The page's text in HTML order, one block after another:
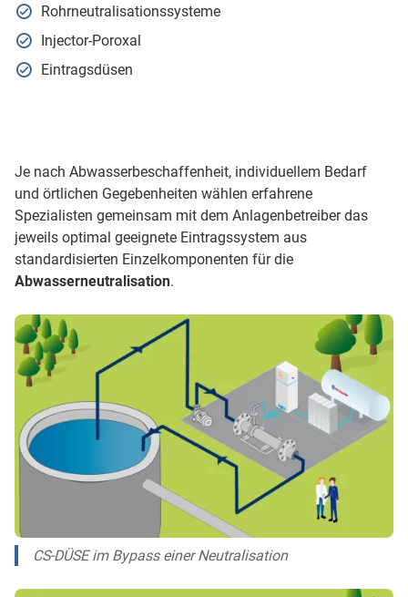
Rohrneutralisationssysteme
Injector-Poroxal
Eintragsdüsen
Je nach Abwasserbeschaffenheit, individuellem Bedarf
und örtlichen Gegebenheiten wählen erfahrene
Spezialisten gemeinsam mit dem Anlagenbetreiber das
jeweils optimal geeignete Eintragssystem aus
standardisierten Einzelkomponenten für die
Abwasserneutralisation.
CS-DÜSE im Bypass einer Neutralisation